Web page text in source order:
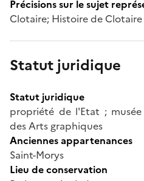
Précisions sur le sujet
Clotaire; Histoire de Clotaire
Statut juridique
Statut juridique
propriété de l'Etat ;
des Arts graphiques
Anciennes appartenances
Saint-Morys
Lieu de conservation